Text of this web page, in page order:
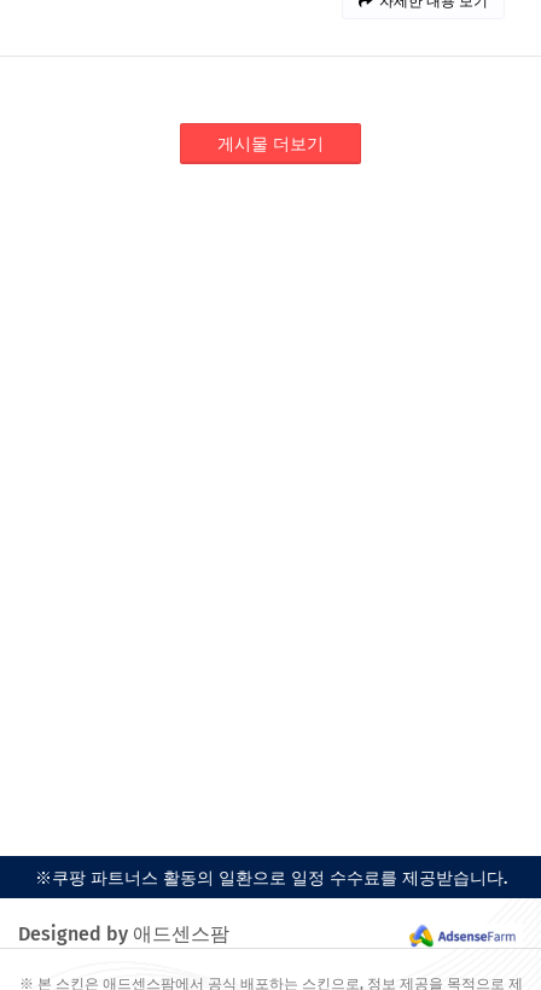
게시물 더보기
※쿠팡 파트너스 활동의 일환으로 일정 수수료를 제공받습니다.
Designed by 애드센스팜
※ 본 스킨은 애드센스팜에서 공식 배포하는 스킨으로, 정보 제공을 목적으로 제